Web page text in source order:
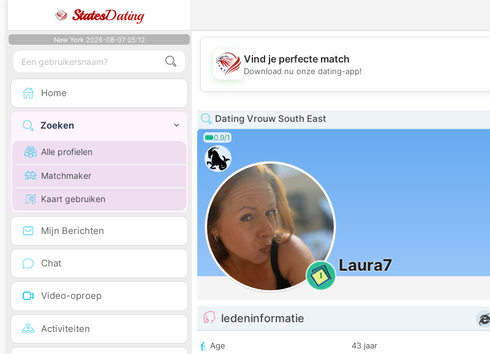
StatesDating
New York 2026-08-07 05:12
Home
Zoeken
Alle profielen
Matchmaker
Kaart gebruiken
Mijn Berichten
Chat
Video-oproep
Activiteiten
💖
Vind je perfecte match
Download nu onze dating-app!
Dating Vrouw South East
0.9/1
1
Laura7
ledeninformatie
Age
43 jaar